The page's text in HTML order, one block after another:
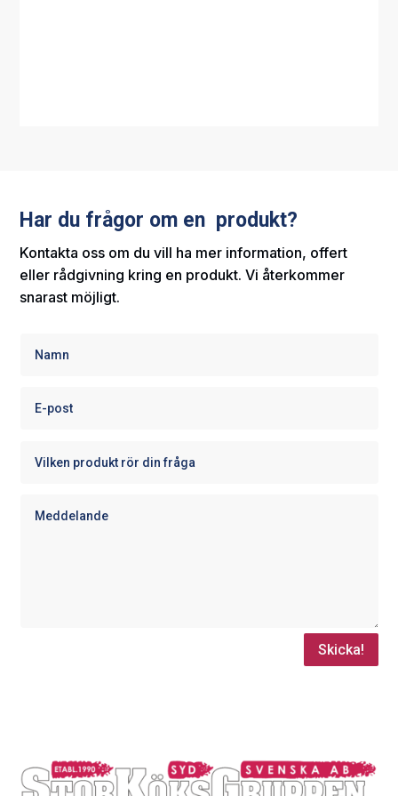
Har du frågor om en produkt?
Kontakta oss om du vill ha mer information, offert
eller rådgivning kring en produkt. Vi återkommer
snarast möjligt.
Skicka!